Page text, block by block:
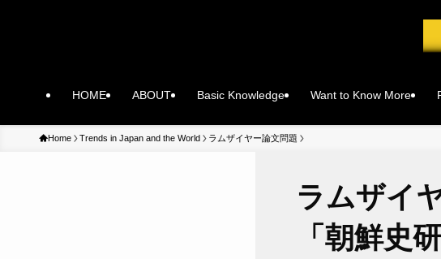
HOME ABOUT Basic Knowledge Want to Know More
Home Trends in Japan and the World ラムザイヤー論文問題
ラムザイ
「朝鮮史